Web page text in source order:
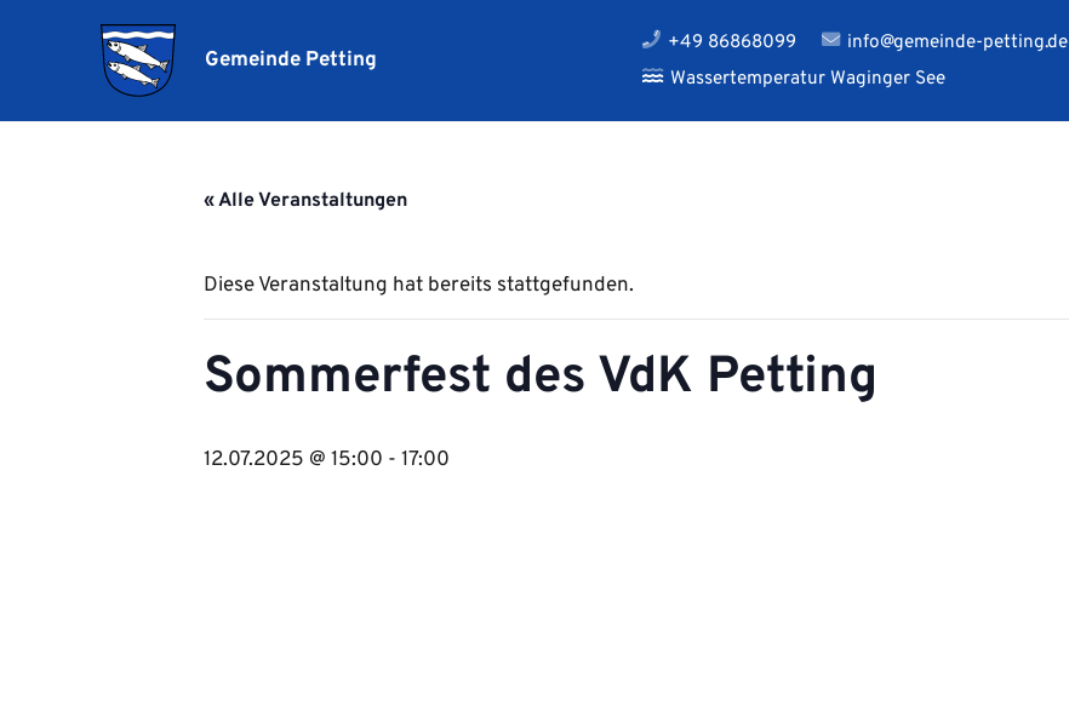
Gemeinde Petting
+49 86868099 info@gemeinde-petting.de
Wassertemperatur Waginger See
« Alle Veranstaltungen
Diese Veranstaltung hat bereits stattgefunden.
Sommerfest des VdK Petting
12.07.2025 @ 15:00 - 17:00